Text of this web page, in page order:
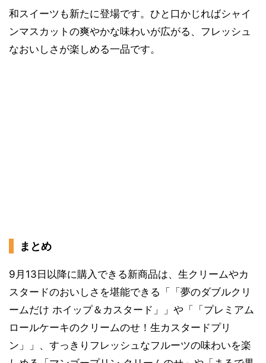
和スイーツも新たに登場です。ひと口かじればシャイ
ンマスカットの爽やかな味わいが広がる、フレッシュ
なおいしさが楽しめる一品です。
まとめ
9月13日以降に購入できる新商品は、生クリームやカ
スタードのおいしさを堪能できる「「夢のダブルクリ
ームだけ ホイップ＆カスタード」」や「「プレミアム
ロールケーキのクリームのせ！生カスタードプリ
ン」」、すっきりフレッシュなフルーツの味わいを楽